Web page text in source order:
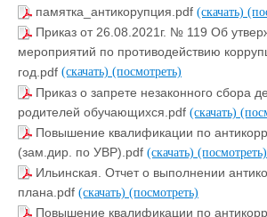
памятка_антикорупция.pdf (скачать)
Приказ от 26.08.2021г. № 119 Об
мероприятий по противодействию
год.pdf (скачать) (посмотреть)
Приказ о запрете незаконного сбора
родителей обучающихся.pdf (скачать)
Повышение квалификации по
(зам.дир. по УВР).pdf (скачать) (посмотреть)
Ильинская. Отчет о выполнении
плана.pdf (скачать) (посмотреть)
Повышение квалификации по